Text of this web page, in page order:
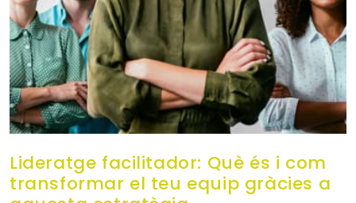
Lideratge facilitador: Què és i com
transformar el teu equip gràcies a